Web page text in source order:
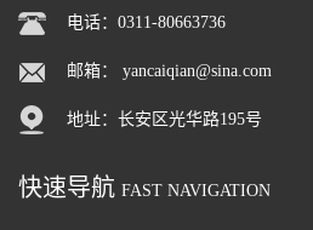
电话：0311-80663736
邮箱： yancaiqian@sina.com
地址：长安区光华路195号
快速导航 FAST NAVIGATION